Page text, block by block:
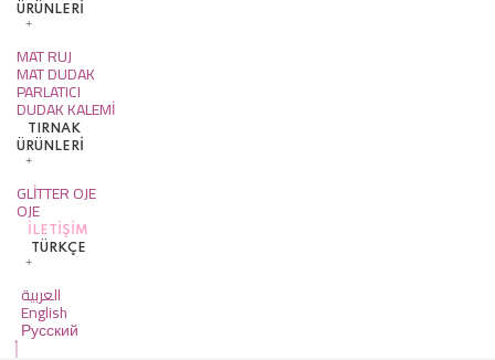
ÜRÜNLERİ
MAT RUJ
MAT DUDAK
PARLATICI
DUDAK KALEMİ
TIRNAK
ÜRÜNLERİ
GLİTTER OJE
OJE
İLETIŞIM
TÜRKÇE
العربية
English
Русский